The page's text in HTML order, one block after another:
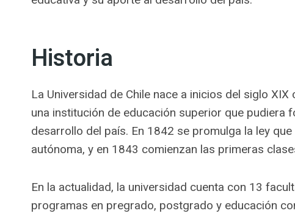
Historia
La Universidad de Chile nace a inicios del siglo
una institución de educación superior que
desarrollo del país. En 1842 se promulga la ley
autónoma, y en 1843 comienzan las primeras
En la actualidad, la universidad cuenta con 13
programas en pregrado, postgrado y educación